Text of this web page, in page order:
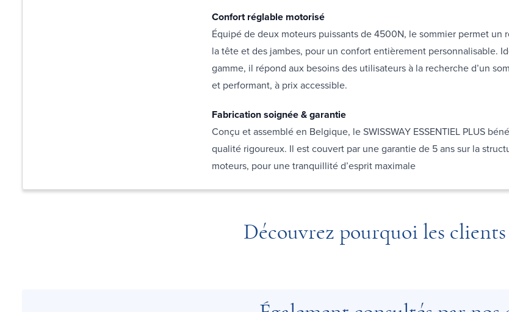
Confort réglable motorisé
Équipé de deux moteurs puissants de 4500N, le sommier permet un
la tête et des jambes, pour un confort entièrement personnalisable.
gamme, il répond aux besoins des utilisateurs à la recherche d’un
et performant, à prix accessible.
Fabrication soignée & garantie
Conçu et assemblé en Belgique, le SWISSWAY ESSENTIEL PLUS
qualité rigoureux. Il est couvert par une garantie de 5 ans sur la
moteurs, pour une tranquillité d’esprit maximale
Découvrez pourquoi les